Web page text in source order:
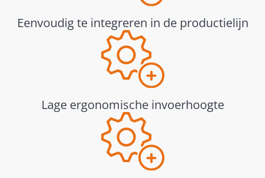
Eenvoudig te integreren in de productielijn
Lage ergonomische invoerhoogte